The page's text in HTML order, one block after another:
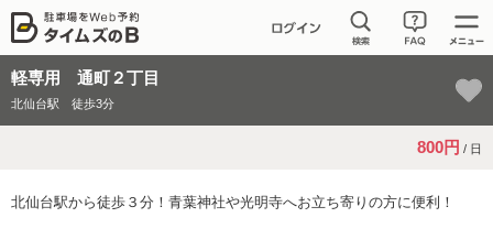
軽専用 通町２丁目
北仙台駅 徒歩3分
800円 / 日
北仙台駅から徒歩３分！青葉神社や光明寺へお立ち寄りの方に便利！